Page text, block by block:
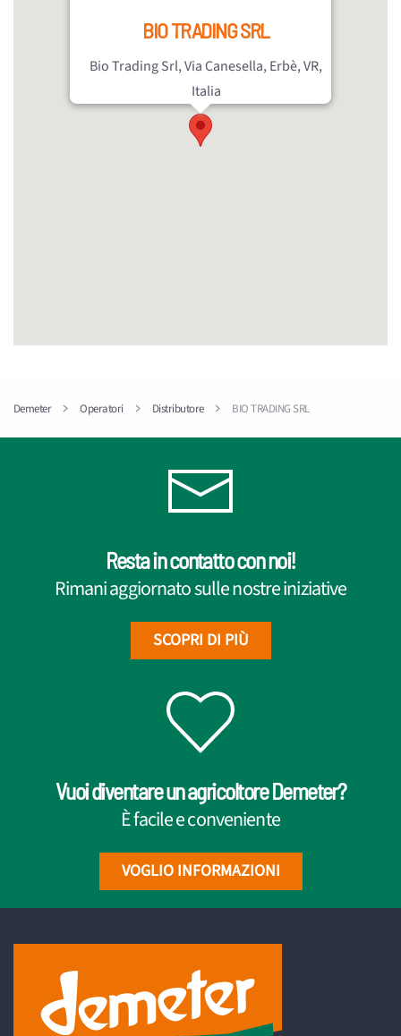
BIO TRADING SRL
Bio Trading Srl, Via Canesella, Erbè, VR,
Italia
Demeter Operatori Distributore BIO TRADING SRL
Resta in contatto con noi!
Rimani aggiornato sulle nostre iniziative
SCOPRI DI PIÙ
Vuoi diventare un agricoltore Demeter?
È facile e conveniente
VOGLIO INFORMAZIONI